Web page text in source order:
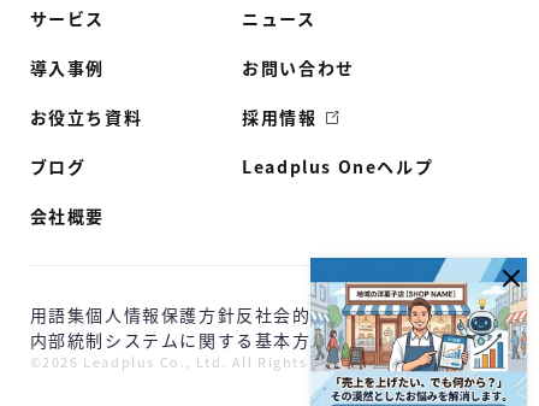
サービス
導入事例
お役立ち資料
ブログ
会社概要
ニュース
お問い合わせ
採用情報
Leadplus Oneヘルプ
©2026 Leadplus Co., Ltd. All Rights Reserved.
用語集個人情報保護方針反社会的勢力に対する基本方針
内部統制システムに関する基本方針